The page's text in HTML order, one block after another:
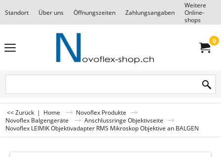
Standort Über uns Öffnungszeiten Zahlungsangaben
Weitere
Online-
shops
0
<< Zurück | Home
Novoflex Produkte
Novoflex Balgengeräte
Anschlussringe Objektivseite
Novoflex LEIMIK Objektivadapter RMS Mikroskop Objektive an BALGEN